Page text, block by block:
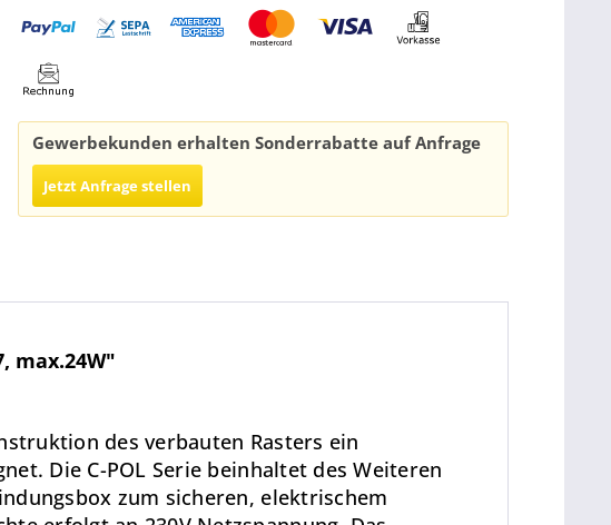
Gewerbekunden erhalten Sonderrabatte auf Anfrage
Jetzt Anfrage stellen
max.24W"
des verbauten Rasters ein
Die C-POL Serie beinhaltet des Weiteren
zum sicheren, elektrischem